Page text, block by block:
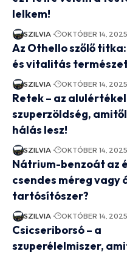
lelkem!
SZILVIA OKTÓBER 14, 2025
Az Othello szőlő
és vitalitás
SZILVIA OKTÓBER 14, 2025
Retek – az
szuperzöldség,
hálás lesz!
SZILVIA OKTÓBER 14, 2025
Nátrium-benzoát az
csendes méreg
tartósítószer?
SZILVIA OKTÓBER 14, 2025
Csicseriborsó – a
szuperélelmiszer,